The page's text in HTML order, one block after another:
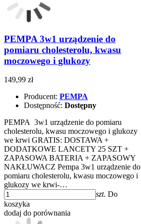
PEMPA 3w1 urządzenie do
pomiaru cholesterolu, kwasu
moczowego i glukozy
149,99 zł
Producent: PEMPA
Dostępność: Dostępny
PEMPA 3w1 urządzenie do pomiaru
cholesterolu, kwasu moczowego i glukozy
we krwi GRATIS: DOSTAWA +
DODATKOWE LANCETY 25 SZT +
ZAPASOWA BATERIA + ZAPASOWY
NAKŁUWACZ Pempa 3w1 urządzenie do
pomiaru cholesterolu, kwasu moczowego i
glukozy we krwi-…
szt. Do
koszyka
dodaj do porównania